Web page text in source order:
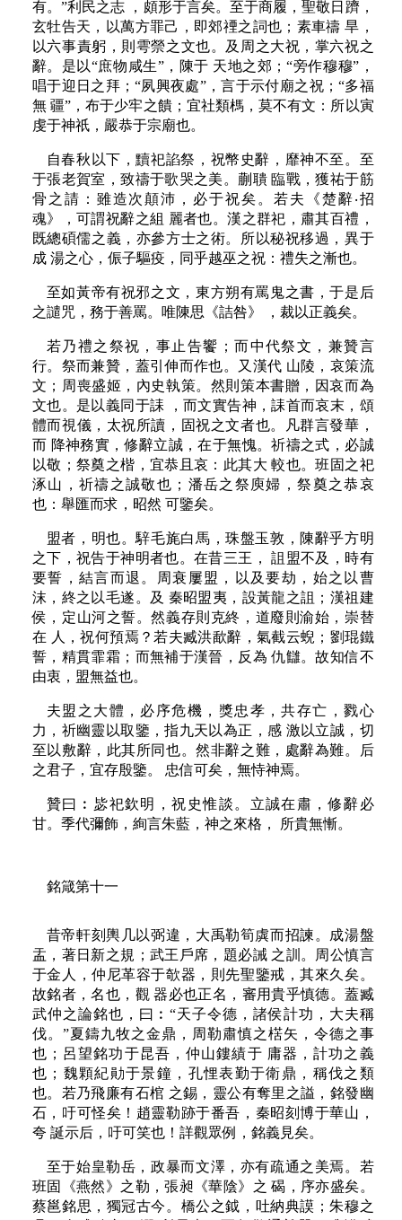
有。”利民之志 ，頗形于言矣。至于商履，聖敬日躋，
玄牡告天，以萬方罪己，即郊禋之詞也；素車禱 旱，
以六事責躬，則雩禜之文也。及周之大祝，掌六祝之
辭。是以“庶物咸生”，陳于 天地之郊；“旁作穆穆”，
唱于迎日之拜；“夙興夜處”，言于示付廟之祝；“多福
無 疆”，布于少牢之饋；宜社類榪，莫不有文：所以寅
虔于神祇，嚴恭于宗廟也。
自春秋以下，黷祀諂祭，祝幣史辭，靡神不至。至
于張老賀室，致禱于歌哭之美。蒯聵 臨戰，獲祐于筋
骨之請：雖造次顛沛，必于祝矣。若夫《楚辭‧招
魂》，可謂祝辭之組 麗者也。漢之群祀，肅其百禮，
既總碩儒之義，亦參方士之術。所以秘祝移過，異于
成 湯之心，侲子驅疫，同乎越巫之祝：禮失之漸也。
至如黃帝有祝邪之文，東方朔有罵鬼之書，于是后
之譴咒，務于善罵。唯陳思《詰咎》 ，裁以正義矣。
若乃禮之祭祝，事止告饗；而中代祭文，兼贊言
行。祭而兼贊，蓋引伸而作也。又漢代 山陵，哀策流
文；周喪盛姬，內史執策。然則策本書贈，因哀而為
文也。是以義同于誄 ，而文實告神，誄首而哀末，頌
體而視儀，太祝所讀，固祝之文者也。凡群言發華，
而 降神務實，修辭立誠，在于無愧。祈禱之式，必誠
以敬；祭奠之楷，宜恭且哀：此其大 較也。班固之祀
涿山，祈禱之誠敬也；潘岳之祭庾婦，祭奠之恭哀
也：舉匯而求，昭然 可鑒矣。
盟者，明也。騂毛旄白馬，珠盤玉敦，陳辭乎方明
之下，祝告于神明者也。在昔三王， 詛盟不及，時有
要誓，結言而退。周衰屢盟，以及要劫，始之以曹
沫，終之以毛遂。及 秦昭盟夷，設黃龍之詛；漢祖建
侯，定山河之誓。然義存則克終，道廢則渝始，崇替
在 人，祝何預焉？若夫臧洪歃辭，氣截云蜺；劉琨鐵
誓，精貫霏霜；而無補于漢晉，反為 仇讎。故知信不
由衷，盟無益也。
夫盟之大體，必序危機，獎忠孝，共存亡，戮心
力，祈幽靈以取鑒，指九天以為正，感 激以立誠，切
至以敷辭，此其所同也。然非辭之難，處辭為難。后
之君子，宜存殷鑒。 忠信可矣，無恃神焉。
贊曰︰毖祀欽明，祝史惟談。立誠在肅，修辭必
甘。季代彌飾，絢言朱藍，神之來格， 所貴無慚。
銘箴第十一
昔帝軒刻輿几以弼違，大禹勒筍虡而招諫。成湯盤
盂，著日新之規；武王戶席，題必誡 之訓。周公慎言
于金人，仲尼革容于欹器，則先聖鑒戒，其來久矣。
故銘者，名也，觀 器必也正名，審用貴乎慎德。蓋臧
武仲之論銘也，曰︰“天子令德，諸侯計功，大夫稱
伐。”夏鑄九牧之金鼎，周勒肅慎之楛矢，令德之事
也；呂望銘功于昆吾，仲山鏤績于 庸器，計功之義
也；魏顆紀勛于景鐘，孔悝表勤于衛鼎，稱伐之類
也。若乃飛廉有石棺 之錫，靈公有奪里之謚，銘發幽
石，吁可怪矣！趙靈勒跡于番吾，秦昭刻博于華山，
夸 誕示后，吁可笑也！詳觀眾例，銘義見矣。
至于始皇勒岳，政暴而文澤，亦有疏通之美焉。若
班固《燕然》之勒，張昶《華陰》之 碣，序亦盛矣。
蔡邕銘思，獨冠古今。橋公之鉞，吐納典謨；朱穆之